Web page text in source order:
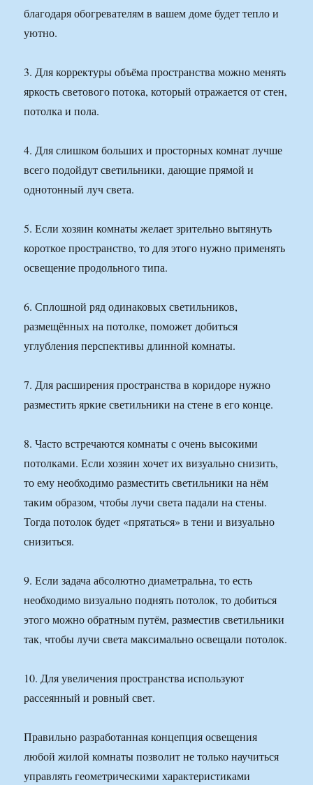
благодаря обогревателям в вашем доме будет тепло и
уютно.
3. Для корректуры объёма пространства можно менять
яркость светового потока, который отражается от стен,
потолка и пола.
4. Для слишком больших и просторных комнат лучше
всего подойдут светильники, дающие прямой и
однотонный луч света.
5. Если хозяин комнаты желает зрительно вытянуть
короткое пространство, то для этого нужно применять
освещение продольного типа.
6. Сплошной ряд одинаковых светильников,
размещённых на потолке, поможет добиться
углубления перспективы длинной комнаты.
7. Для расширения пространства в коридоре нужно
разместить яркие светильники на стене в его конце.
8. Часто встречаются комнаты с очень высокими
потолками. Если хозяин хочет их визуально снизить,
то ему необходимо разместить светильники на нём
таким образом, чтобы лучи света падали на стены.
Тогда потолок будет «прятаться» в тени и визуально
снизиться.
9. Если задача абсолютно диаметральна, то есть
необходимо визуально поднять потолок, то добиться
этого можно обратным путём, разместив светильники
так, чтобы лучи света максимально освещали потолок.
10. Для увеличения пространства используют
рассеянный и ровный свет.
Правильно разработанная концепция освещения
любой жилой комнаты позволит не только научиться
управлять геометрическими характеристиками